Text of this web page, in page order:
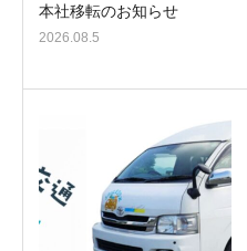
本社移転のお知らせ
2026.08.5